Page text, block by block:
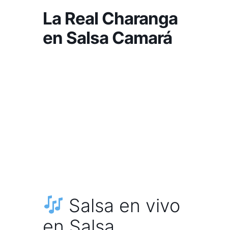
La Real Charanga
en Salsa Camará
Salsa en vivo